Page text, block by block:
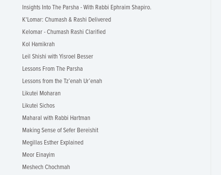
Insights Into The Parsha - With Rabbi Ephraim Shapiro.
K'Lomar: Chumash & Rashi Delivered
Kelomar - Chumash Rashi Clarified
Kol Hamikrah
Leil Shishi with Yisroel Besser
Lessons From The Parsha
Lessons from the Tz’enah Ur’enah
Likutei Moharan
Likutei Sichos
Maharal with Rabbi Hartman
Making Sense of Sefer Bereishit
Megillas Esther Explained
Meor Einayim
Meshech Chochmah